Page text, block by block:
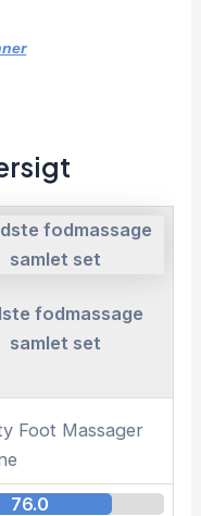
fodmassage
samlet set
Foot Massager
76.0